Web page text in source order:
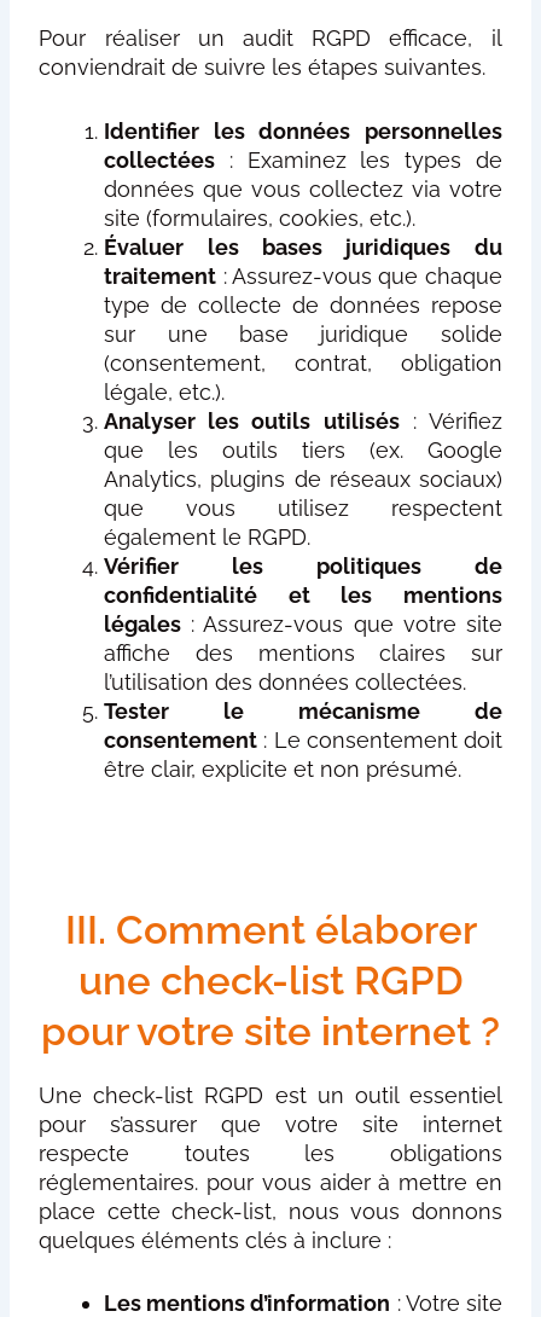
Pour réaliser un audit RGPD efficace, il
conviendrait de suivre les étapes suivantes.
Identifier les données personnelles
collectées : Examinez les types de
données que vous collectez via votre
site (formulaires, cookies, etc.).
Évaluer les bases juridiques du
traitement : Assurez-vous que chaque
type de collecte de données repose
sur une base juridique solide
(consentement, contrat, obligation
légale, etc.).
Analyser les outils utilisés: Vérifiez
que les outils tiers (ex. Google
Analytics, plugins de réseaux sociaux)
que vous utilisez respectent
également le RGPD.
Vérifier les politiques de
confidentialité et les mentions
légales : Assurez-vous que votre site
affiche des mentions claires sur
l’utilisation des données collectées.
Tester le mécanisme de
consentement : Le consentement doit
être clair, explicite et non présumé.
III. Comment élaborer
une check-list RGPD
pour votre site internet ?
Une check-list RGPD est un outil essentiel
pour s’assurer que votre site internet
respecte toutes les obligations
réglementaires. pour vous aider à mettre en
place cette check-list, nous vous donnons
quelques éléments clés à inclure :
Les mentions d’information : Votre site